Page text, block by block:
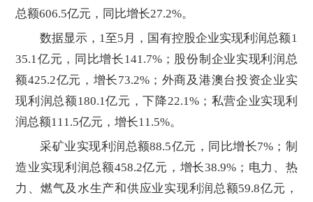
总额606.5亿元，同比增长27.2%。
数据显示，1至5月，国有控股企业实现利润总额1
35.1亿元，同比增长141.7%；股份制企业实现利润总
额425.2亿元，增长73.2%；外商及港澳台投资企业实
现利润总额180.1亿元，下降22.1%；私营企业实现利
润总额111.5亿元，增长11.5%。
采矿业实现利润总额88.5亿元，同比增长7%；制
造业实现利润总额458.2亿元，增长38.9%；电力、热
力、燃气及水生产和供应业实现利润总额59.8亿元，